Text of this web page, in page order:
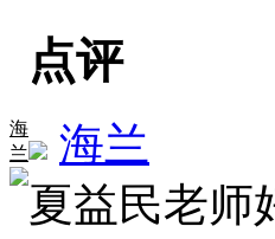
海
兰
点评
海兰
夏益民老师